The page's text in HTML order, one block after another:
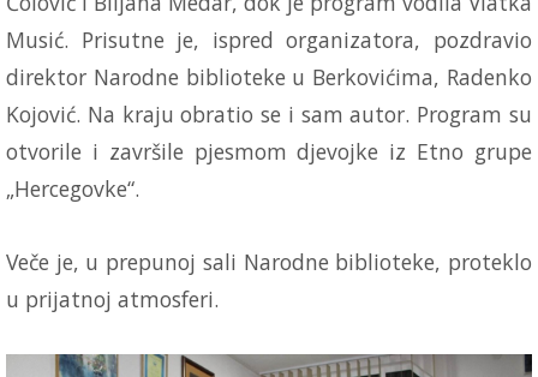
Musić. Prisutne je, ispred organizatora, pozdravio
direktor Narodne biblioteke u Berkovićima, Radenko
Kojović. Na kraju obratio se i sam autor. Program su
otvorile i završile pjesmom djevojke iz Etno grupe
„Hercegovke“.
Veče je, u prepunoj sali Narodne biblioteke, proteklo
u prijatnoj atmosferi.